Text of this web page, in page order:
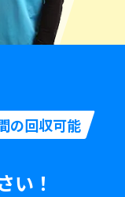
の回収可能
い！